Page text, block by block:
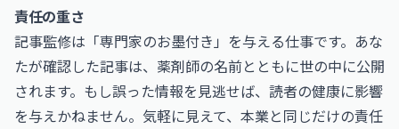
責任の重さ
記事監修は「専門家のお墨付き」を与える仕事です。あな
たが確認した記事は、薬剤師の名前とともに世の中に公開
されます。もし誤った情報を見逃せば、読者の健康に影響
を与えかねません。気軽に見えて、本業と同じだけの責任